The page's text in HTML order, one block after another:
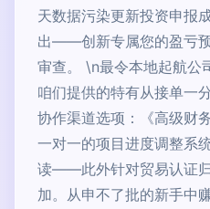
天数据污染更新投资申报
出——创新专属您的盈亏
审查。 \n最令本地起航公
咱们提供的特有从接单一
协作渠道选项：《高级财
一对一的项目进度调整系
读——此外针对贸易认证
加。从申不了批的新手中